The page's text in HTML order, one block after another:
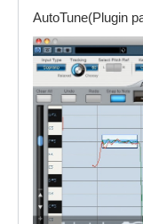
AutoTune(Plugin